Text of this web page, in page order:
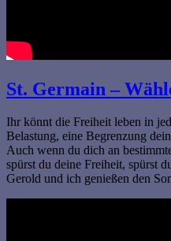
St. Germain –
Ihr könnt die Freiheit leben in
Belastung, eine Begrenzung
Auch wenn du dich an
spürst du deine Freiheit, spürst
Gerold und ich genießen den